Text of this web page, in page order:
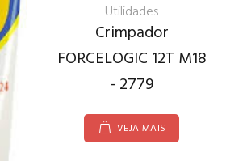
Utilidades
Crimpador
FORCELOGIC 12T M18
- 2779
VEJA MAIS